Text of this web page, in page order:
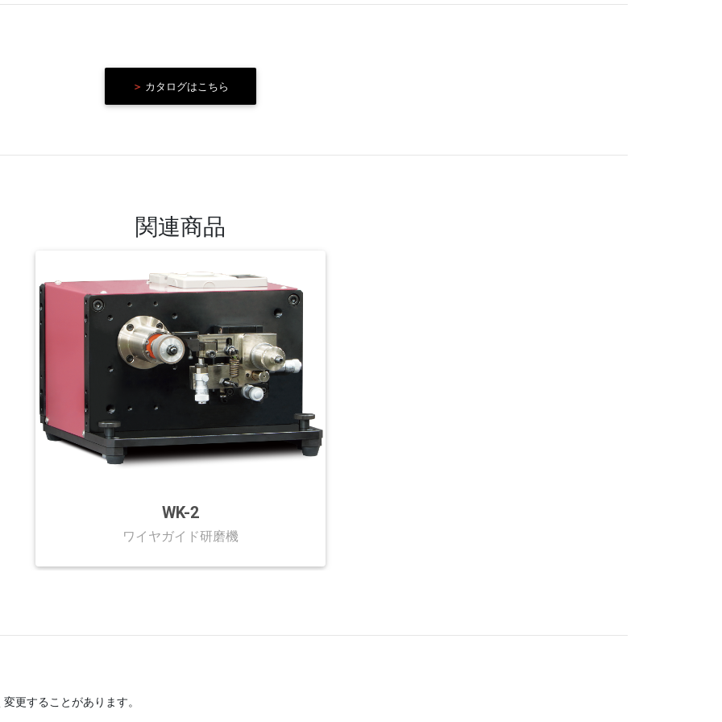
＞ カタログはこちら
関連商品
WK-2
ワイヤガイド研磨機
更することがあります。